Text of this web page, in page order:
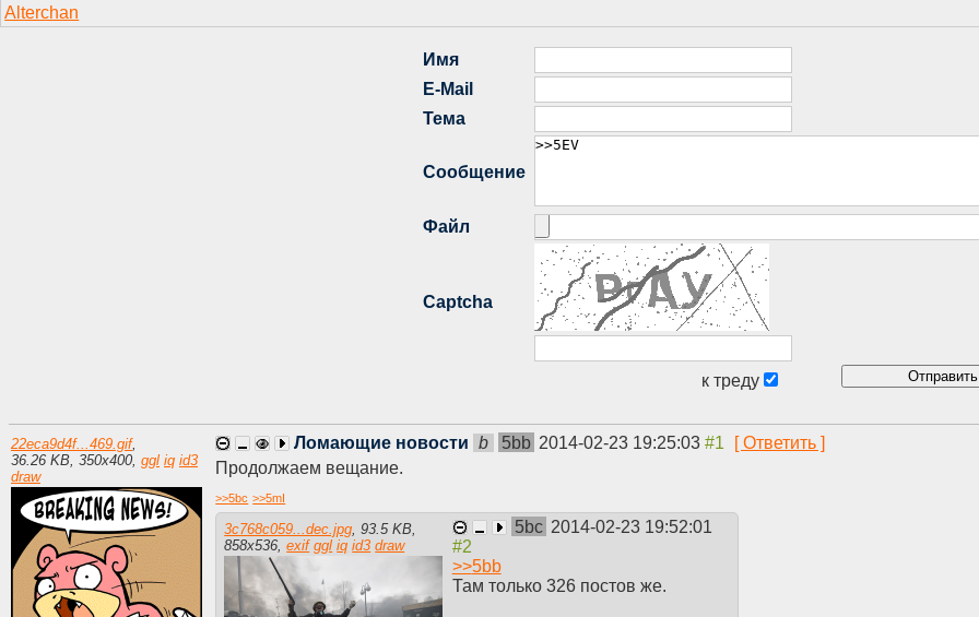
22eca9d4f...469.gif,
36.26 KB, 350x400, ggl iq id3
draw
Ломающие новости b 5bb 2014-02-23 19:25:03
Продолжаем вещание.
>>5bc >>5mI
3c768c059...dec.jpg ,93.5 KB
858x536 ,exif ggl iq id3 draw
5bc 2014-02-23 19:52:01
>>5bb
Там только 326 постов же.